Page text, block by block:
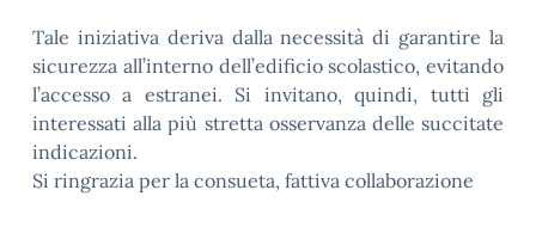
Tale iniziativa deriva dalla necessità di garantire la
sicurezza all’interno dell’edificio scolastico, evitando
l’accesso a estranei. Si invitano, quindi, tutti gli
interessati alla più stretta osservanza delle succitate
indicazioni.
Si ringrazia per la consueta, fattiva collaborazione